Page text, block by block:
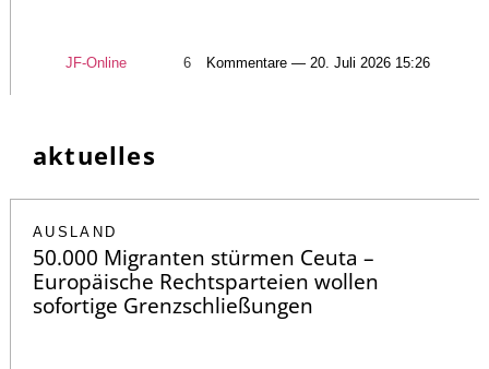
JF-Online 6 Kommentare — 20. Juli 2026 15:26
aktuelles
AUSLAND
50.000 Migranten stürmen Ceuta –
Europäische Rechtsparteien wollen
sofortige Grenzschließungen